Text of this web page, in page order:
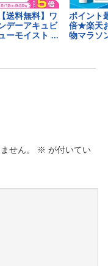
せん。 ※ が付いてい